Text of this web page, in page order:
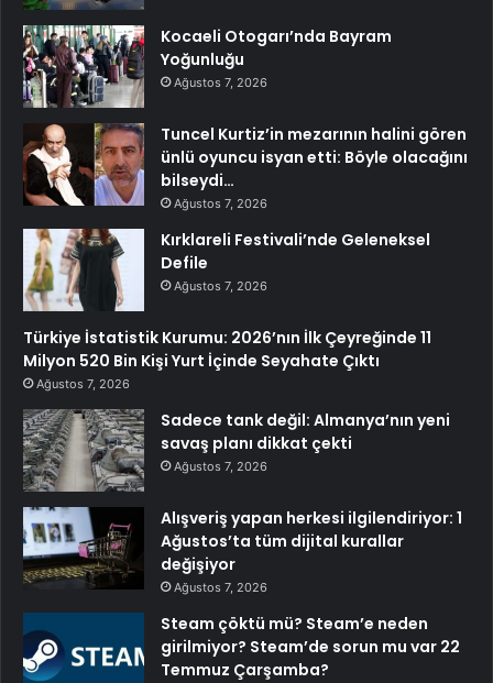
Kocaeli Otogarı’nda Bayram
Yoğunluğu
Ağustos 7, 2026
Tuncel Kurtiz’in mezarının halini gören
ünlü oyuncu isyan etti: Böyle olacağını
bilseydi…
Ağustos 7, 2026
Kırklareli Festivali’nde Geleneksel
Defile
Ağustos 7, 2026
Türkiye İstatistik Kurumu: 2026’nın İlk Çeyreğinde 11
Milyon 520 Bin Kişi Yurt İçinde Seyahate Çıktı
Ağustos 7, 2026
Sadece tank değil: Almanya’nın yeni
savaş planı dikkat çekti
Ağustos 7, 2026
Alışveriş yapan herkesi ilgilendiriyor: 1
Ağustos’ta tüm dijital kurallar
değişiyor
Ağustos 7, 2026
Steam çöktü mü? Steam’e neden
girilmiyor? Steam’de sorun mu var 22
Temmuz Çarşamba?